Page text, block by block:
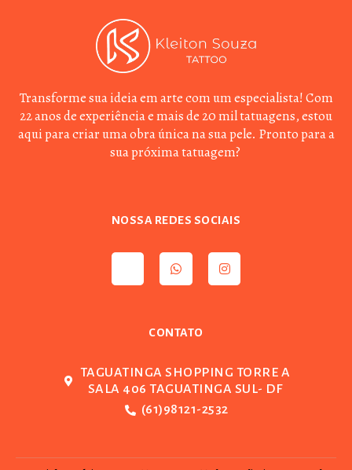
Transforme sua ideia em arte com um especialista! Com
22 anos de experiência e mais de 20 mil tatuagens, estou
aqui para criar uma obra única na sua pele. Pronto para a
sua próxima tatuagem?
NOSSA REDES SOCIAIS
CONTATO
TAGUATINGA SHOPPING TORRE A
SALA 406 TAGUATINGA SUL- DF
(61)98121-2532